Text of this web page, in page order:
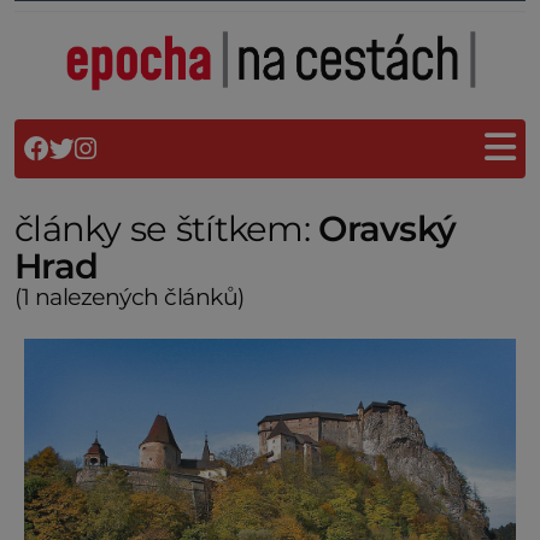
články se štítkem: Oravský
Hrad
(1 nalezených článků)